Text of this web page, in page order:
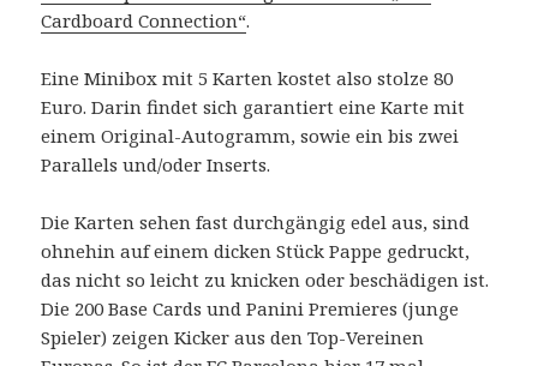
Cardboard Connection“.
Eine Minibox mit 5 Karten kostet also stolze 80
Euro. Darin findet sich garantiert eine Karte mit
einem Original-Autogramm, sowie ein bis zwei
Parallels und/oder Inserts.
Die Karten sehen fast durchgängig edel aus, sind
ohnehin auf einem dicken Stück Pappe gedruckt,
das nicht so leicht zu knicken oder beschädigen ist.
Die 200 Base Cards und Panini Premieres (junge
Spieler) zeigen Kicker aus den Top-Vereinen